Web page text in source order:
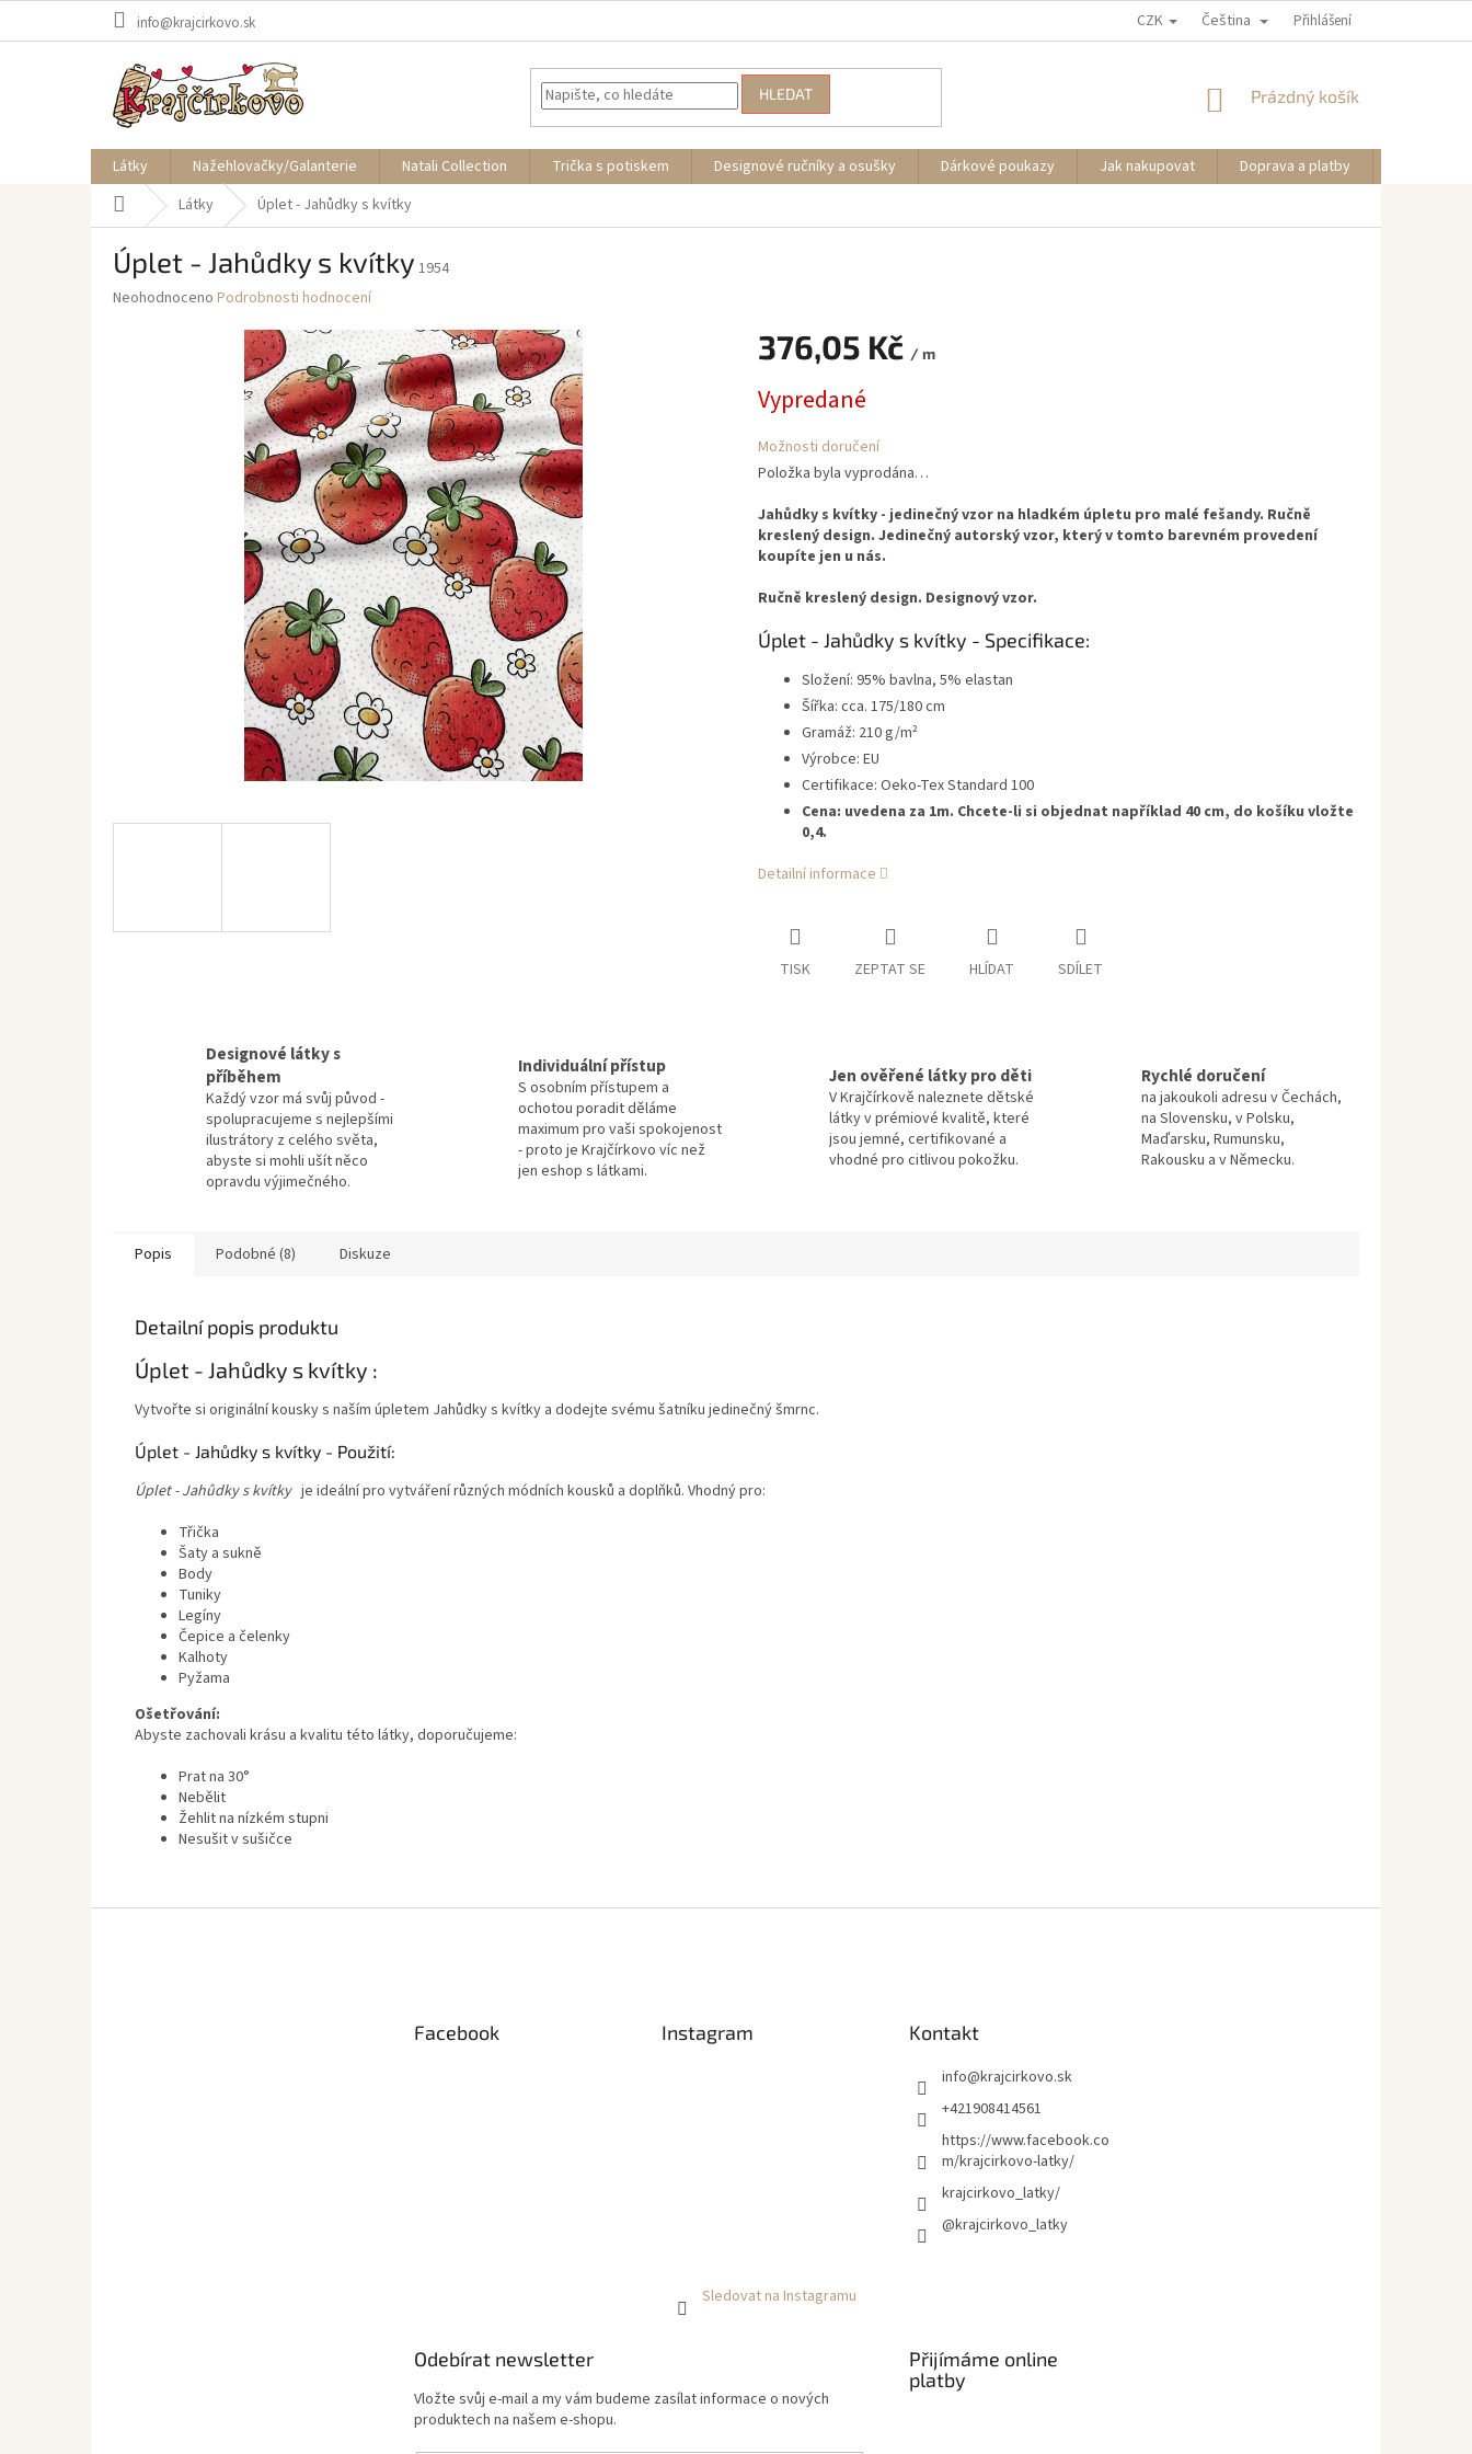
info@krajcirkovo.sk CZK Čeština Přihlášení
HLEDAT
NÁKUPNÍ
Prázdný košík
Látky Nažehlovačky/Galanterie Natali Collection Trička s potiskem Designové ručníky a osušky Dárkové poukazy Jak nakupovat Doprava a platby
Domů Látky Úplet - Jahůdky s kvítky
Úplet - Jahůdky s kvítky 1954
Průměrné
Neohodnoceno Podrobnosti hodnocení
376,05 Kč / m
cena:
Vypredané
Možnosti doručení
Položka byla vyprodána…
Jahůdky s kvítky - jedinečný vzor na hladkém úpletu pro malé fešandy. Ručně
kreslený design. Jedinečný autorský vzor, ​​který v tomto barevném provedení
koupíte jen u nás.
Ručně kreslený design. Designový vzor.
Úplet - Jahůdky s kvítky - Specifikace:
Složení: 95% bavlna, 5% elastan
Šířka: cca. 175/180 cm
Gramáž: 210 g/m²
Výrobce: EU
Certifikace: Oeko-Tex Standard 100
Cena: uvedena za 1m. Chcete-li si objednat například 40 cm, do košíku vložte
0,4.
Detailní informace
TISK ZEPTAT SE HLÍDAT SDÍLET
Designové látky s
příběhem
Každý vzor má svůj původ -
spolupracujeme s nejlepšími
ilustrátory z celého světa,
abyste si mohli ušít něco
opravdu výjimečného.
Individuální přístup
S osobním přístupem a
ochotou poradit děláme
maximum pro vaši spokojenost
- proto je Krajčírkovo víc než
jen eshop s látkami.
Jen ověřené látky pro děti
V Krajčírkově naleznete dětské
látky v prémiové kvalitě, které
jsou jemné, certifikované a
vhodné pro citlivou pokožku.
Rychlé doručení
na jakoukoli adresu v Čechách,
na Slovensku, v Polsku,
Maďarsku, Rumunsku,
Rakousku a v Německu.
Popis Podobné (8) Diskuze
Detailní popis produktu
Úplet - Jahůdky s kvítky :
Vytvořte si originální kousky s naším úpletem Jahůdky s kvítky a dodejte svému šatníku jedinečný šmrnc.
Úplet - Jahůdky s kvítky - Použití:
Úplet - Jahůdky s kvítky je ideální pro vytváření různých módních kousků a doplňků. Vhodný pro:
Třička
Šaty a sukně
Body
Tuniky
Legíny
Čepice a čelenky
Kalhoty
Pyžama
Ošetřování:
Abyste zachovali krásu a kvalitu této látky, doporučujeme:
Prat na 30°
Nebělit
Žehlit na nízkém stupni
Nesušit v sušičce
Facebook Instagram
Sledovat na Instagramu
Kontakt
info@krajcirkovo.sk
+421908414561
https://www.facebook.co
m/krajcirkovo-latky/
krajcirkovo_latky/
@krajcirkovo_latky
Odebírat newsletter
Vložte svůj e-mail a my vám budeme zasílat informace o nových
produktech na našem e-shopu.
Přijímáme online
platby